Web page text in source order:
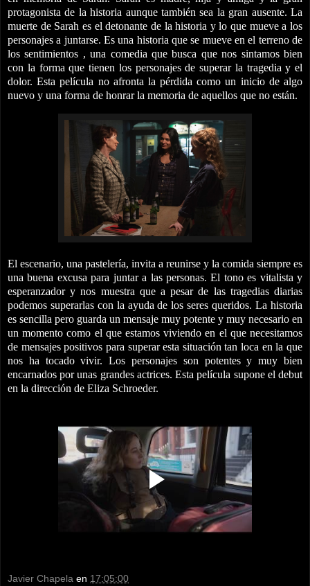
protagonista de la historia aunque también sea la gran ausente. La
muerte de Sarah es el detonante de la historia y lo que mueve a los
personajes a juntarse. Es una historia que se mueve en el terreno de
los sentimientos , una comedia que busca que nos sintamos bien
con la forma que tienen los personajes de superar la tragedia y el
dolor. Esta película no afronta la pérdida como un inicio de algo
nuevo y una forma de honrar la memoria de aquellos que no están.
El escenario, una pastelería, invita a reunirse y la comida siempre es
una buena excusa para juntar a las personas. El tono es vitalista y
esperanzador y nos muestra que a pesar de las tragedias diarias
podemos superarlas con la ayuda de los seres queridos. La historia
es sencilla pero guarda un mensaje muy potente y muy necesario en
un momento como el que estamos viviendo en el que necesitamos
de mensajes positivos para superar esta situación tan loca en la que
nos ha tocado vivir. Los personajes son potentes y muy bien
encarnados por unas grandes actrices. Esta película supone el debut
en la dirección de Eliza Schroeder.
Javier Chapela en 17:05:00